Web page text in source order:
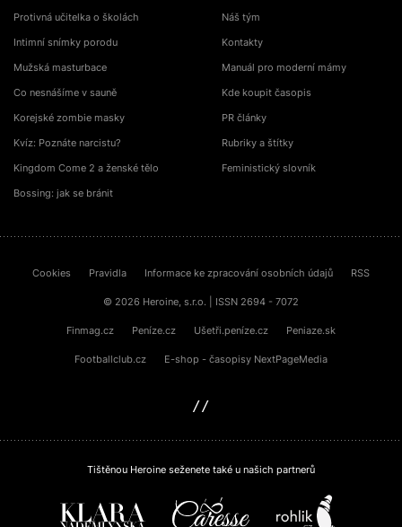
Protivná učitelka o školách
Intimní snímky porodu
Mužská masturbace
Co nesnášíme v sauně
Korejské zombie masky
Kvíz: Poznáte narcistu?
Kingdom Come 2 a ženské tělo
Bossing: jak se bránit
Náš tým
Kontakty
Manuál pro moderní mámy
Kde koupit časopis
PR články
Rubriky a štítky
Feministický slovník
Cookies Pravidla Informace ke zpracování osobních údajů RSS
© 2026 Heroine, s.r.o. | ISSN 2694 - 7072
Finmag.cz Peníze.cz Ušetři.peníze.cz Peniaze.sk
Footballclub.cz E-shop - časopisy NextPageMedia
Tištěnou Heroine seženete také u našich partnerů